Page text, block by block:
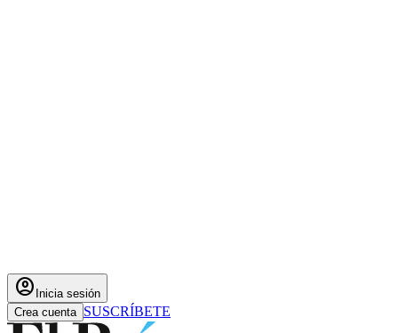
account_circle Inicia sesión
Crea cuenta SUSCRÍBETE